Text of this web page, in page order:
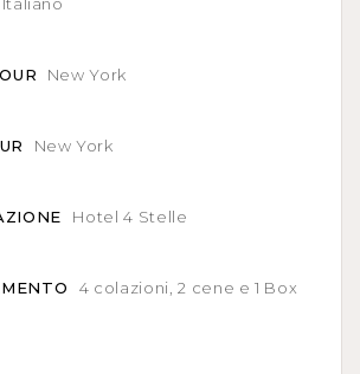
Italiano
New York
New York
Hotel 4 Stelle
4 colazioni, 2 cene e 1 Box